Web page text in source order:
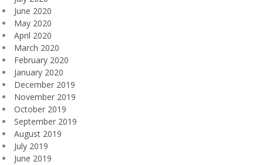
June 2020
May 2020
April 2020
March 2020
February 2020
January 2020
December 2019
November 2019
October 2019
September 2019
August 2019
July 2019
June 2019